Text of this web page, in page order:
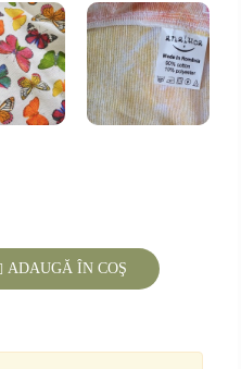
ADAUGĂ ÎN COŞ